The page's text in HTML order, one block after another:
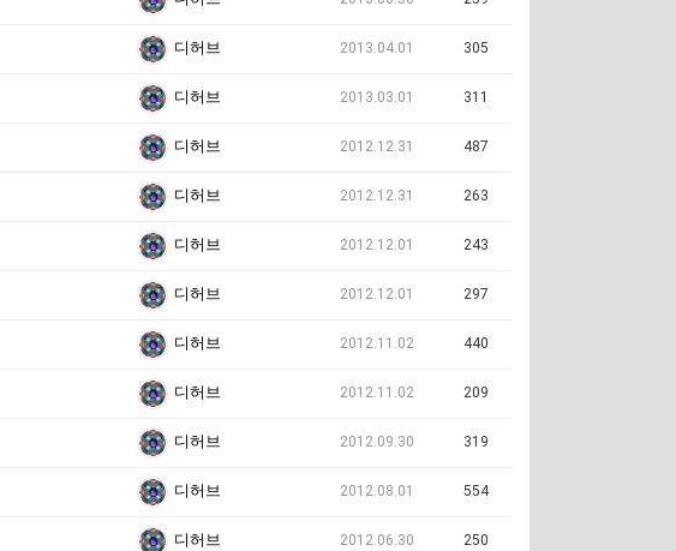
디허브 2013.04.01 305
디허브 2013.03.01 311
디허브 2012.12.31 487
디허브 2012.12.31 263
디허브 2012.12.01 243
디허브 2012.12.01 297
디허브 2012.11.02 440
디허브 2012.11.02 209
디허브 2012.09.30 319
디허브 2012.08.01 554
디허브 2012.06.30 250